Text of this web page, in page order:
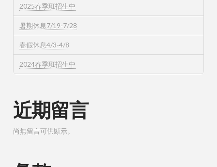
2025春季班招生中
暑期休息7/19-7/28
春假休息4/3-4/8
2024春季班招生中
近期留言
尚無留言可供顯示。